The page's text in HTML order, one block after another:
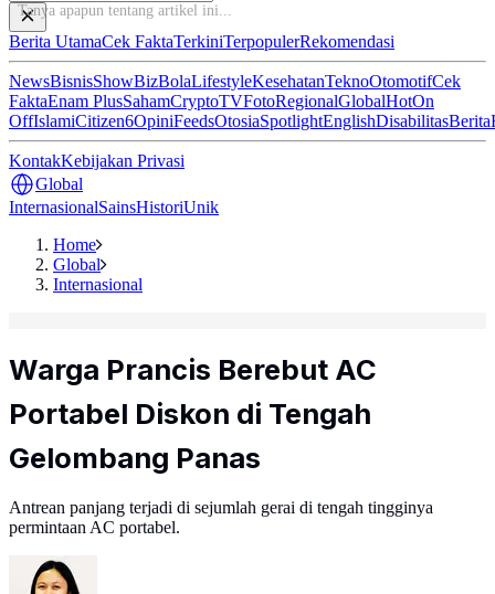
Tanya apapun tentang artik
Berita UtamaCek FaktaTerkiniTerpopulerRekomendasi
NewsBisnisShowBizBolaLifestyleKesehatanTeknoOtomotifCek
FaktaEnam PlusSahamCryptoTVFotoRegionalGlobalHotOn
OffIslamiCitizen6OpiniFeedsOtosiaSpotlightEnglishDisabilitasBerita
KontakKebijakan Privasi
Global
InternasionalSainsHistoriUnik
Home
Global
Internasional
Warga Prancis Berebut AC
Portabel Diskon di Tengah
Gelombang Panas
Antrean panjang terjadi di sejumlah gerai di tengah tingginya
permintaan AC portabel.